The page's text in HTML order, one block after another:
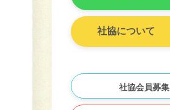
社協について
社協会員募集